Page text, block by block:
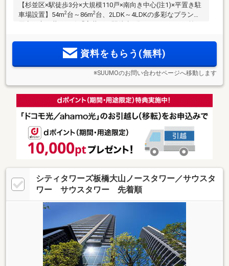
【杉並区×駅徒歩3分×大規模110戸×南向き中心(注1)×平置き駐
車場設置】54m2 台～86m2 台、2LDK～4LDKの多彩なプランを
用意。京王井の頭線「高井戸」駅徒歩3分。エントランス前に
化。渋谷へ18分、吉祥寺へ9分と快適な通勤利便を叶える邸宅
資料をもらう(無料)
※SUUMOのお問い合わせページへ移動します
シティタワーズ板橋大山ノースタワー／サウスタ
ワー サウスタワー 先着順